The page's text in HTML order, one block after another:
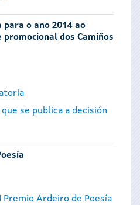
para o ano 2014 ao
dos Camiños
se publica a decisión
Premio Ardeiro de Poesía